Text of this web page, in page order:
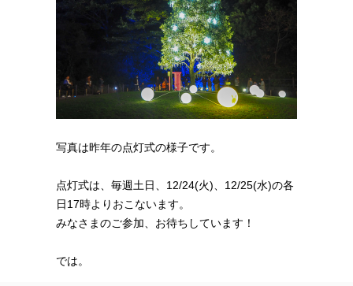
写真は昨年の点灯式の様子です。
点灯式は、毎週土日、12/24(火)、12/25(水)の各
日17時よりおこないます。
みなさまのご参加、お待ちしています！
では。